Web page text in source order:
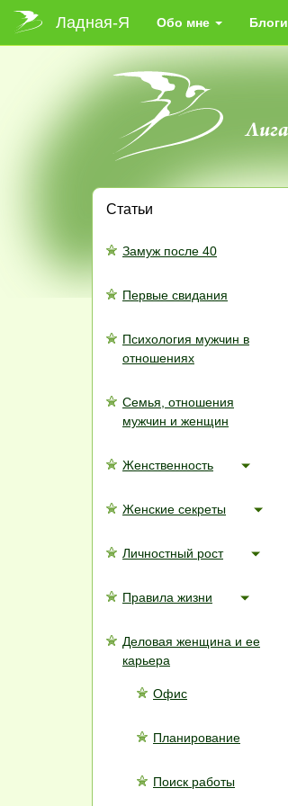
Ладная-Я Обо мне Блоги
Статьи
Замуж после 40
Первые свидания
Психология мужчин в
отношениях
Семья, отношения
мужчин и женщин
Женственность
Женские секреты
Личностный рост
Правила жизни
Деловая женщина и ее
карьера
Офис
Планирование
Поиск работы